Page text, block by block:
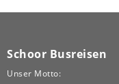
Schoor Busreisen
Unser Motto: